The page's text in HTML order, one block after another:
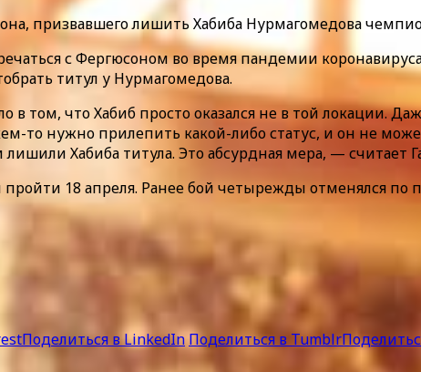
призвавшего лишить Хабиба Нурмагомедова
с Фергюсоном во время пандемии
титул у Нурмагомедова.
том, что Хабиб просто оказался не в той локации.
то нужно прилепить какой-либо статус, и он не
Хабиба титула. Это абсурдная мера, — считает
18 апреля. Ранее бой четырежды отменялся по
Поделиться в LinkedIn Поделиться в Tumblr